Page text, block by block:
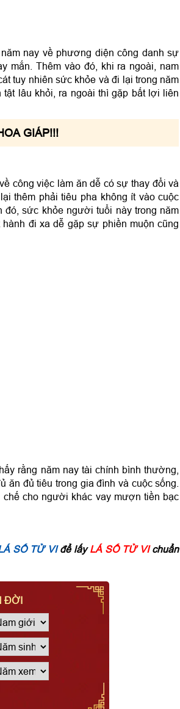
nay về phương diện công danh sự
mắn. Thêm vào đó, khi ra ngoài, nam
tuy nhiên sức khỏe và đi lại trong năm
lâu khỏi, ra ngoài thì gặp bất lợi liên
GIÁP!!!
công việc làm ăn dễ có sự thay đổi và
thêm phải tiêu pha không ít vào cuộc
sức khỏe người tuổi này trong năm
đi xa dễ gặp sự phiền muộn cũng
rằng năm nay tài chính bình thường,
đủ tiêu trong gia đình và cuộc sống.
cho người khác vay mượn tiền bạc
SỐ TỬ VIđể lấyLÁ SỐ TỬ VIchuẩn
ĐỜI